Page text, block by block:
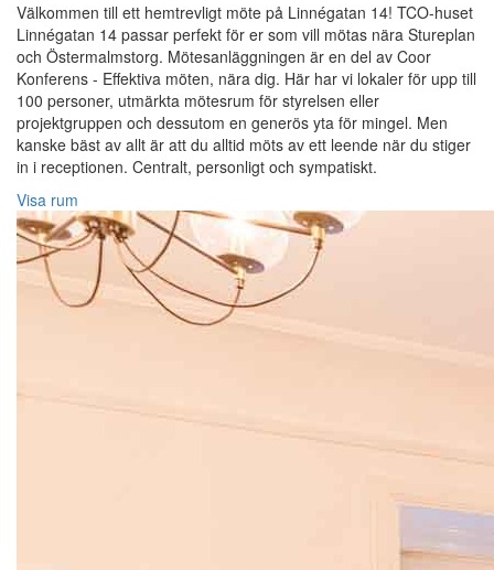
Välkommen till ett hemtrevligt möte på Linnégatan 14! TCO-huset
Linnégatan 14 passar perfekt för er som vill mötas nära Stureplan
och Östermalmstorg. Mötesanläggningen är en del av Coor
Konferens - Effektiva möten, nära dig. Här har vi lokaler för upp till
100 personer, utmärkta mötesrum för styrelsen eller
projektgruppen och dessutom en generös yta för mingel. Men
kanske bäst av allt är att du alltid möts av ett leende när du stiger
in i receptionen. Centralt, personligt och sympatiskt.
Visa rum